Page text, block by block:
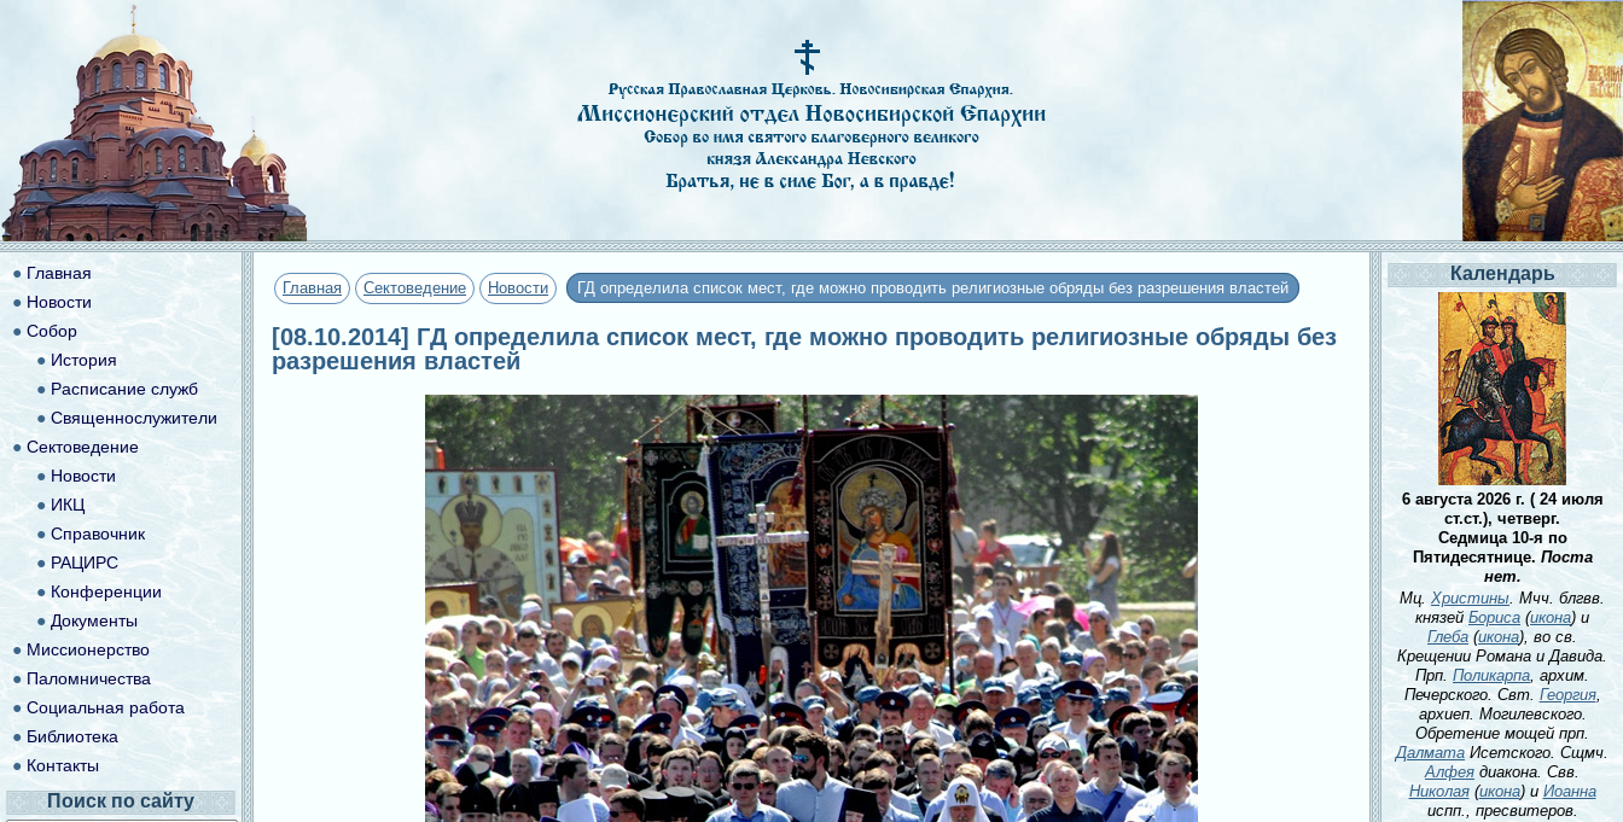
Главная Сектоведение Новости ГД определила список мест, где можно проводить религиозные обряды без разрешения властей
[08.10.2014] ГД определила список мест, где можно проводить религиозные обряды без
разрешения властей
● Главная
● Новости
● Собор
● История
● Расписание служб
● Священнослужители
● Сектоведение
● Новости
●ИКЦ
● Справочник
● РАЦИРС
● Конференции
● Документы
●Миссионерство
● Паломничества
●Социальная работа
● Библиотека
● Контакты
Поиск по сайту
Календарь
6 августа 2026 г. ( 24 июля
ст.ст.), четверг.
Седмица 10-я по
Пятидесятнице. Поста
нет.
Мц. Христины. Мчч. блгвв.
князей Бориса (икона) и
Глеба (икона), во св.
Крещении Романа и Давида.
Прп. Поликарпа, архим.
Печерского. Свт. Георгия,
архиеп. Могилевского.
Обретение мощей прп.
ДалматаИсетского. Сщмч.
Алфея диакона. Свв.
Николая(икона) и Иоанна
испп., пресвитеров.